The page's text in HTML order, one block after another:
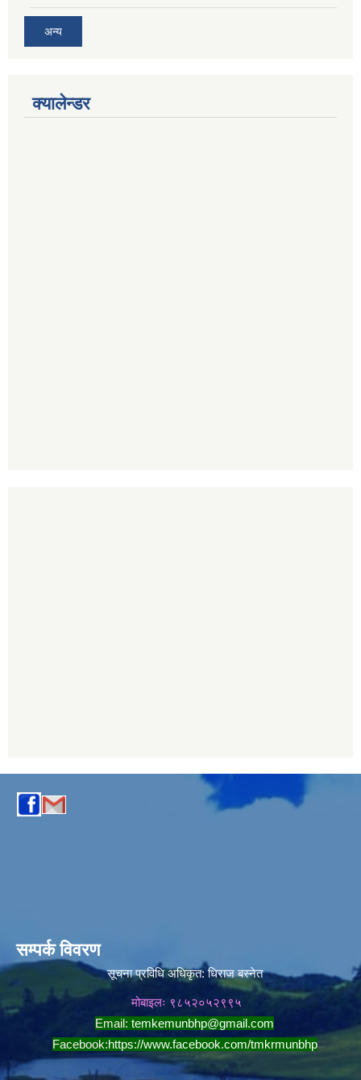
अन्य
क्यालेन्डर
सम्पर्क विवरण
सूचना प्रविधि अधिकृत:धिराज बस्नेत
मोबाइलः ९८५२०५२९९५
Email: temkemunbhp@gmail.com
Facebook:https://www.facebook.com/tmkrmunbhp